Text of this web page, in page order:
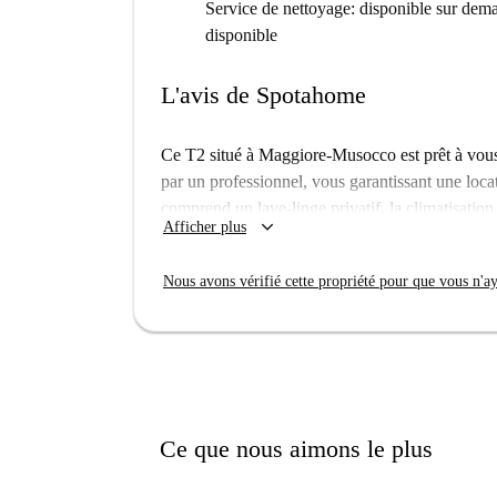
Service de nettoyage: disponible sur
disponible
L'avis de Spotahome
Ce T2 situé à Maggiore-Musocco est prêt à
par un professionnel, vous garantissant une
comprend un lave-linge privatif, la
avec four. Un parking est disponible. Veuillez
loyer, ce qui en fait un excellent rapport
Maggiore-Musocco est un quartier dynamique
Kebab-Pizza-Grill et Bread&Coffee Srls. À
vous offre une excellente desserte pour
Afficher plus keyboard_arrow_down
Nous avons vérifié cette propriété pour que vous
Ce que nous aimons le plus